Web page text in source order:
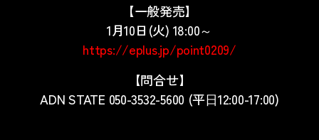
【一般発売】
1月10日 (火) 18:00～
https://eplus.jp/point0209/
【問合せ】
ADN STATE 050-3532-5600 (平⽇12:00-17:00)